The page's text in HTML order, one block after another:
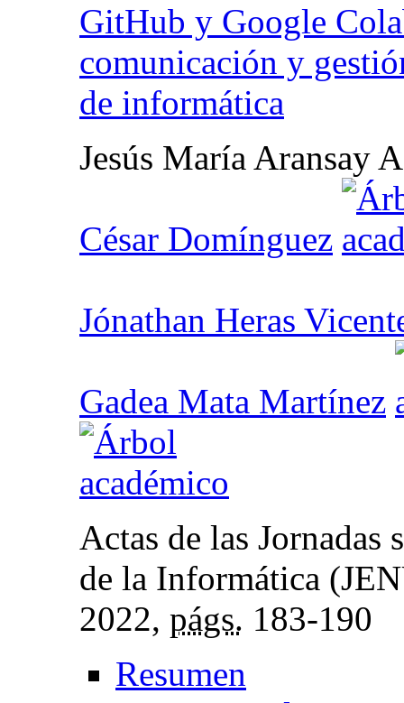
GitHub y Google
comunicación y
de informática
Jesús María Aransay
César Domínguez
Jónathan Heras
Gadea Mata Martínez
Actas de las Jornadas
de la Informática
2022, págs. 183-190
Resumen